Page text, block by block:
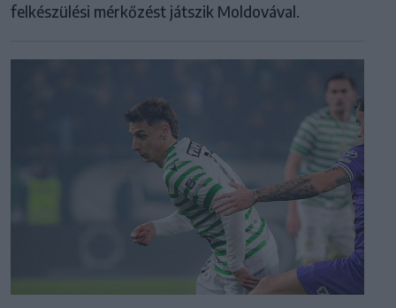
felkészülési mérkőzést játszik Moldovával.